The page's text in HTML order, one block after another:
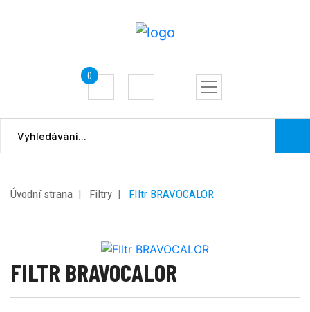
0
Úvodní strana Filtry FIltr BRAVOCALOR
FILTR BRAVOCALOR